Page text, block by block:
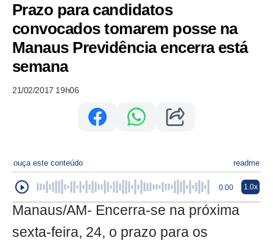
Prazo para candidatos
convocados tomarem posse na
Manaus Previdência encerra está
semana
21/02/2017 19h06
ouça este conteúdo readme
0:00 1.0x
Manaus/AM- Encerra-se na próxima
sexta-feira, 24, o prazo para os